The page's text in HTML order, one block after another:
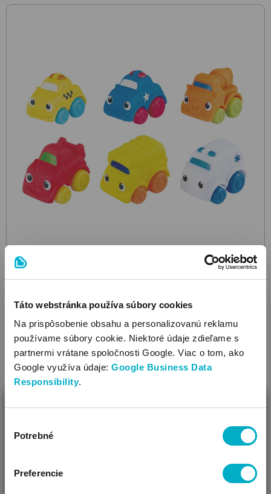
Táto webstránka používa súbory cookies
Na prispôsobenie obsahu a personalizovanú reklamu
používame súbory cookie. Niektoré údaje zdieľame s
partnermi vrátane spoločnosti Google. Viac o tom, ako
Google využíva údaje: Google Business Data
Responsibility.
súhlasu
Potrebné
Preferencie
PLAY
First Traffic Small Car autíčko
3.19 €